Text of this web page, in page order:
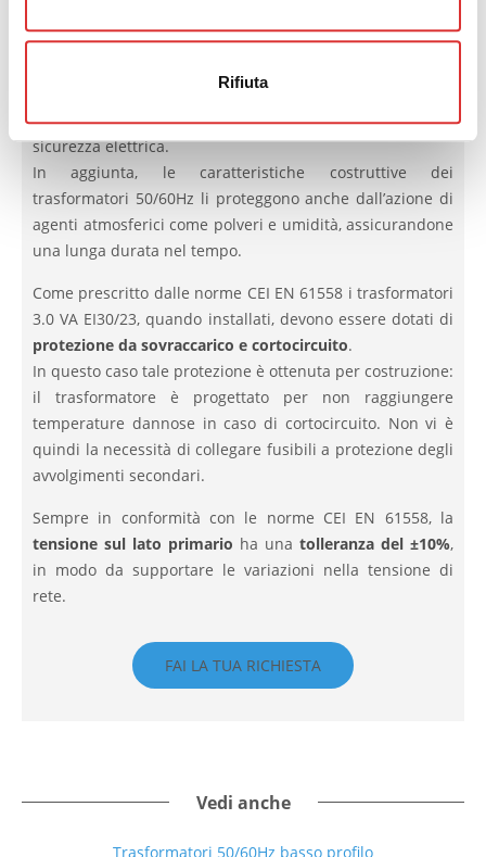
Rifiuta
Grazie al posizionamento degli avvolgimenti primari e
resina epossidica autoestinguente
i trasformatori di rete ITACOIL offrono alti livelli di
sicurezza elettrica.
In aggiunta, le caratteristiche costruttive dei
trasformatori 50/60Hz li proteggono anche dall’azione di
agenti atmosferici come polveri e umidità, assicurandone
una lunga durata nel tempo.
Come prescritto dalle norme CEI EN 61558 i trasformatori
3.0 VA EI30/23, quando installati, devono essere dotati di
protezione da sovraccarico e cortocircuito.
In questo caso tale protezione è ottenuta per costruzione:
il trasformatore è progettato per non raggiungere
temperature dannose in caso di cortocircuito. Non vi è
quindi la necessità di collegare fusibili a protezione degli
avvolgimenti secondari.
Sempre in conformità con le norme CEI EN 61558, la
tensione sul lato primario ha una tolleranza del ±10%,
in modo da supportare le variazioni nella tensione di
rete.
FAI LA TUA RICHIESTA
Vedi anche
Trasformatori 50/60Hz basso profilo